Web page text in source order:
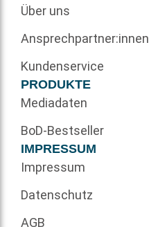
Über uns
Ansprechpartner:innen
Kundenservice
PRODUKTE
Mediadaten
BoD-Bestseller
IMPRESSUM
Impressum
Datenschutz
AGB